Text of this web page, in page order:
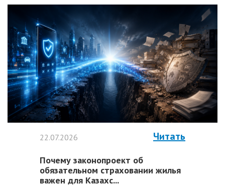
22.07.2026 Читать
Почему законопроект об
обязательном страховании жилья
важен для Казахс...